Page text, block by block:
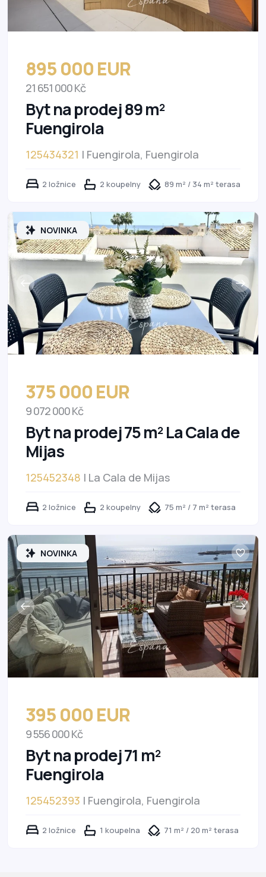
895 000 EUR
21 651 000 Kč
Byt na prodej 89 m²
Fuengirola
125434321 | Fuengirola, Fuengirola
2 ložnice 2 koupelny 89 m² / 34 m² terasa
NOVINKA
375 000 EUR
9 072 000 Kč
Byt na prodej 75 m² La Cala de
Mijas
125452348 | La Cala de Mijas
2 ložnice 2 koupelny 75 m² / 7 m² terasa
NOVINKA
395 000 EUR
9 556 000 Kč
Byt na prodej 71 m²
Fuengirola
125452393 | Fuengirola, Fuengirola
2 ložnice 1 koupelna 71 m² / 20 m² terasa